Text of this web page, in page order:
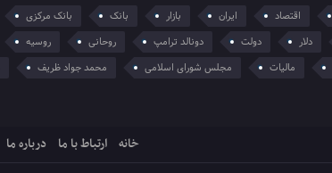
اقتصاد ایران بازار بانک بانک مرکزی
دلار دولت دونالد ترامپ روحانی روسیه
مالیات مجلس شورای اسلامی محمد جواد ظریف
خانه ارتباط با ما درباره ما